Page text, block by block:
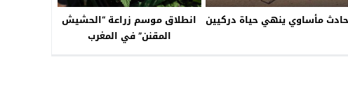
حادث مأساوي ينهي حياة دركيين انطلاق موسم زراعة “الحشيش
المقنن” في المغرب